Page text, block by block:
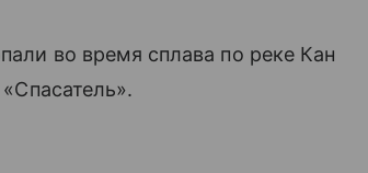
во время сплава по реке Кан